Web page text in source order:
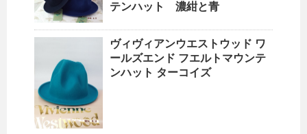
テンハット 濃紺と青
ヴィヴィアンウエストウッド ワ
ールズエンド フエルトマウンテ
ンハット ターコイズ